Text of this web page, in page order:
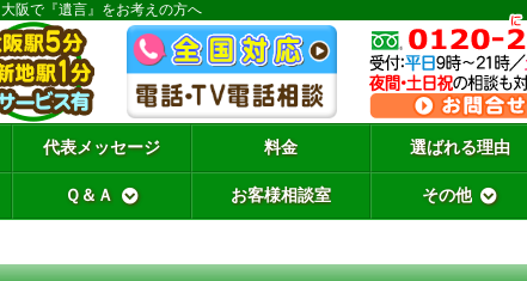
大阪で『遺言』をお考えの方へ
代表メッセージ 料金 選ばれる理由
Ｑ＆Ａ お客様相談室 その他